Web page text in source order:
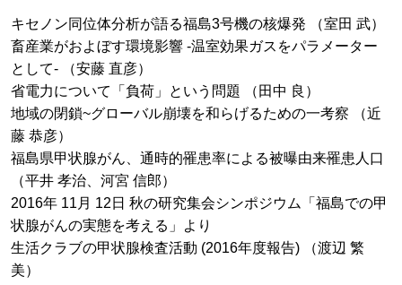
キセノン同位体分析が語る福島3号機の核爆発 （室田 武）
畜産業がおよぼす環境影響 -温室効果ガスをパラメーター
として- （安藤 直彦）
省電力について「負荷」という問題 （田中 良）
地域の閉鎖~グローバル崩壊を和らげるための一考察 （近
藤 恭彦）
福島県甲状腺がん、通時的罹患率による被曝由来罹患人口
（平井 孝治、河宮 信郎）
2016年 11月 12日 秋の研究集会シンポジウム「福島での甲
状腺がんの実態を考える」より
生活クラブの甲状腺検査活動 (2016年度報告) （渡辺 繁
美）